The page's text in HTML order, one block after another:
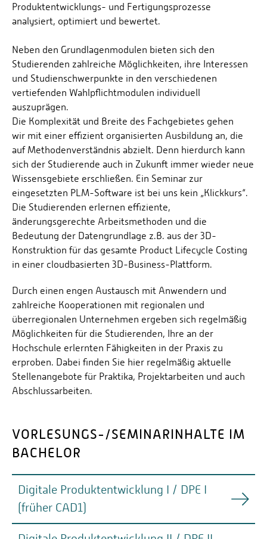
Produktentwicklungs- und Fertigungsprozesse
analysiert, optimiert und bewertet.
Neben den Grundlagenmodulen bieten sich den
Studierenden zahlreiche Möglichkeiten, ihre Interessen
und Studienschwerpunkte in den verschiedenen
vertiefenden Wahlpflichtmodulen individuell
auszuprägen.
Die Komplexität und Breite des Fachgebietes gehen
wir mit einer effizient organisierten Ausbildung an, die
auf Methodenverständnis abzielt. Denn hierdurch kann
sich der Studierende auch in Zukunft immer wieder neue
Wissensgebiete erschließen. Ein Seminar zur
eingesetzten PLM-Software ist bei uns kein „Klickkurs“.
Die Studierenden erlernen effiziente,
änderungsgerechte Arbeitsmethoden und die
Bedeutung der Datengrundlage z.B. aus der 3D-
Konstruktion für das gesamte Product Lifecycle Costing
in einer cloudbasierten 3D-Business-Plattform.
Durch einen engen Austausch mit Anwendern und
zahlreiche Kooperationen mit regionalen und
überregionalen Unternehmen ergeben sich regelmäßig
Möglichkeiten für die Studierenden, Ihre an der
Hochschule erlernten Fähigkeiten in der Praxis zu
erproben. Dabei finden Sie hier regelmäßig aktuelle
Stellenangebote für Praktika, Projektarbeiten und auch
Abschlussarbeiten.
VORLESUNGS-/SEMINARINHALTE IM
BACHELOR
Digitale Produktentwicklung I / DPE I
(früher CAD1)